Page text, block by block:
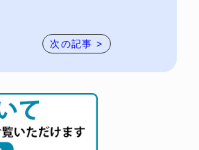
次の記事 >